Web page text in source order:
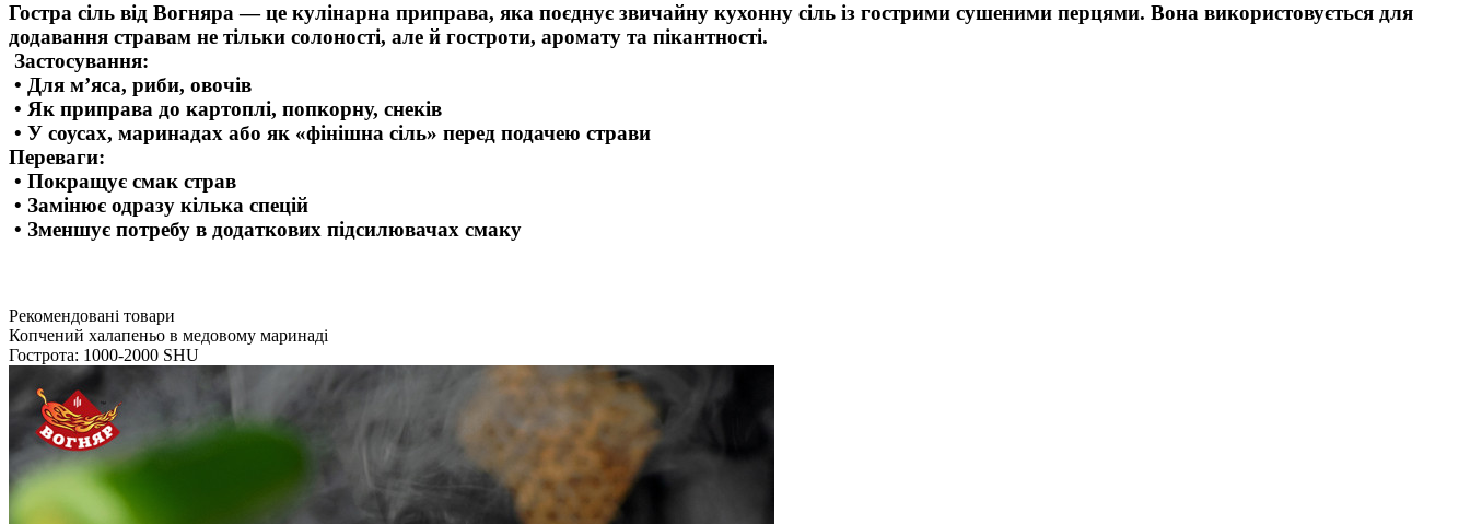
Гостра сіль від Вогняра — це кулінарна приправа, яка поєднує звичайну кухонну сіль із гострими сушеними перцями. Вона використовується для
додавання стравам не тільки солоності, але й гостроти, аромату та пікантності.
Застосування:
• Для м’яса, риби, овочів
• Як приправа до картоплі, попкорну, снеків
• У соусах, маринадах або як «фінішна сіль» перед подачею страви
Переваги:
• Покращує смак страв
• Замінює одразу кілька спецій
• Зменшує потребу в додаткових підсилювачах смаку
Рекомендовані товари
Копчений халапеньо в медовому маринаді
Гострота: 1000-2000 SHU